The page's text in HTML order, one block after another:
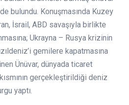
bulundu. Konuşmasında Kuzey
İsrail, ABD savaşıyla birlikte
Ukrayna – Rusya krizinin
gemilere kapatmasına
Ünüvar, dünyada ticaret
kısmının gerçekleştirildiği deniz
yaptı.